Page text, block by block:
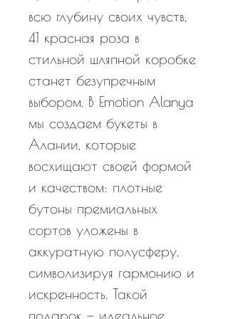
всю глубину своих чувств,
41 красная роза в
стильной шляпной коробке
станет безупречным
выбором. В Emotion Alanya
мы создаем букеты в
Алании, которые
восхищают своей формой
и качеством: плотные
бутоны премиальных
сортов уложены в
аккуратную полусферу,
символизируя гармонию и
искренность. Такой
подарок — идеальное